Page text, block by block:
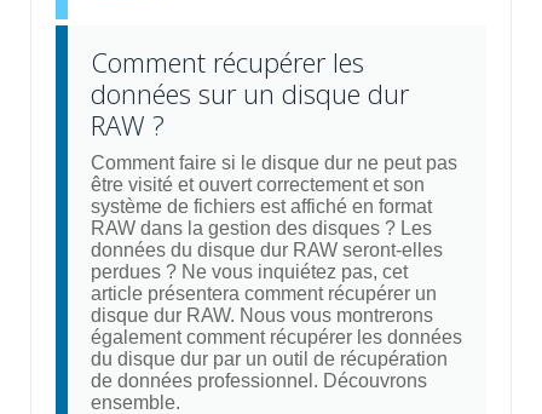
Comment récupérer les
données sur un disque dur
RAW ?
Comment faire si le disque dur ne peut pas
être visité et ouvert correctement et son
système de fichiers est affiché en format
RAW dans la gestion des disques ? Les
données du disque dur RAW seront-elles
perdues ? Ne vous inquiétez pas, cet
article présentera comment récupérer un
disque dur RAW. Nous vous montrerons
également comment récupérer les données
du disque dur par un outil de récupération
de données professionnel. Découvrons
ensemble.